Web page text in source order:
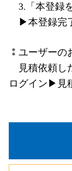
3.「本登録
▶本登録完
⁑ユーザーの
見積依頼し
ログイン▶見